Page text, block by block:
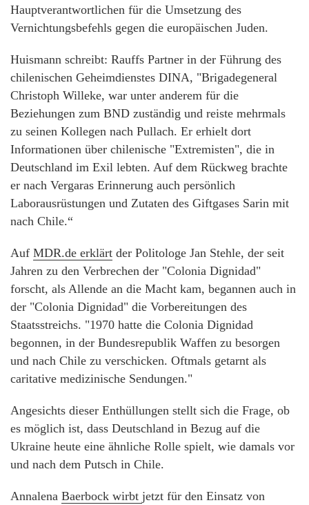
Hauptverantwortlichen für die Umsetzung des
Vernichtungsbefehls gegen die europäischen Juden.
Huismann schreibt: Rauffs Partner in der Führung des
chilenischen Geheimdienstes DINA, "Brigadegeneral
Christoph Willeke, war unter anderem für die
Beziehungen zum BND zuständig und reiste mehrmals
zu seinen Kollegen nach Pullach. Er erhielt dort
Informationen über chilenische "Extremisten", die in
Deutschland im Exil lebten. Auf dem Rückweg brachte
er nach Vergaras Erinnerung auch persönlich
Laborausrüstungen und Zutaten des Giftgases Sarin mit
nach Chile.“
Auf MDR.de erklärt der Politologe Jan Stehle, der seit
Jahren zu den Verbrechen der "Colonia Dignidad"
forscht, als Allende an die Macht kam, begannen auch in
der "Colonia Dignidad" die Vorbereitungen des
Staatsstreichs. "1970 hatte die Colonia Dignidad
begonnen, in der Bundesrepublik Waffen zu besorgen
und nach Chile zu verschicken. Oftmals getarnt als
caritative medizinische Sendungen."
Angesichts dieser Enthüllungen stellt sich die Frage, ob
es möglich ist, dass Deutschland in Bezug auf die
Ukraine heute eine ähnliche Rolle spielt, wie damals vor
und nach dem Putsch in Chile.
Annalena Baerbock wirbt jetzt für den Einsatz von